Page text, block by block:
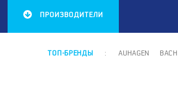
ПРОИЗВОДИТЕЛИ
ТОП-БРЕНДЫ : AUHAGEN